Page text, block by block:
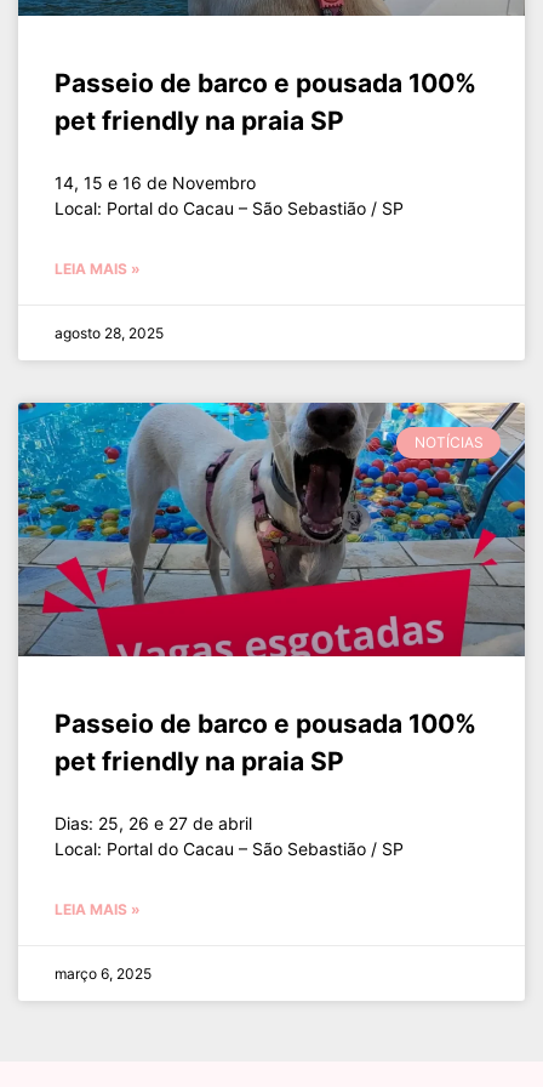
Passeio de barco e pousada 100%
pet friendly na praia SP
14, 15 e 16 de Novembro
Local: Portal do Cacau – São Sebastião / SP
LEIA MAIS »
agosto 28, 2025
NOTÍCIAS
Passeio de barco e pousada 100%
pet friendly na praia SP
Dias: 25, 26 e 27 de abril
Local: Portal do Cacau – São Sebastião / SP
LEIA MAIS »
março 6, 2025